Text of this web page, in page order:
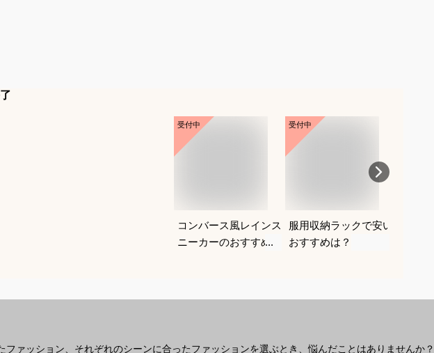
受付中
コンバース風レインス
ニーカーのおすすめ
受付中
服用収納ラックで安い
おすすめは？
ファッション、それぞれのシーンに合ったファッションを選ぶとき、悩んだことはありませんか？